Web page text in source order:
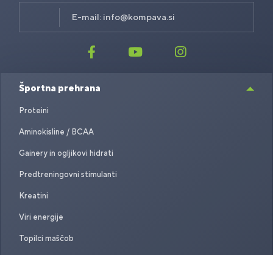
E-mail: info@kompava.si
Športna prehrana
Proteini
Aminokisline / BCAA
Gainery in ogljikovi hidrati
Predtreningovni stimulanti
Kreatini
Viri energije
Topilci maščob